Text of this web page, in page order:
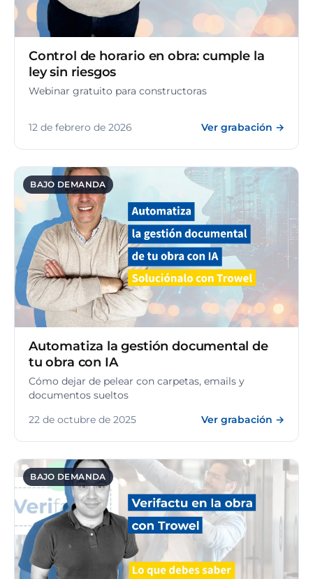
Control de horario en obra: cumple la
ley sin riesgos
Webinar gratuito para constructoras
12 de febrero de 2026 Ver grabación →
BAJO DEMANDA
Automatiza la gestión documental de
tu obra con IA
Cómo dejar de pelear con carpetas, emails y
documentos sueltos
22 de octubre de 2025
Ver grabación →
BAJO DEMANDA